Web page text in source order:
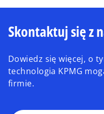
Skontaktuj się z
Dowiedz się więcej, o
technologia KPMG
firmie.